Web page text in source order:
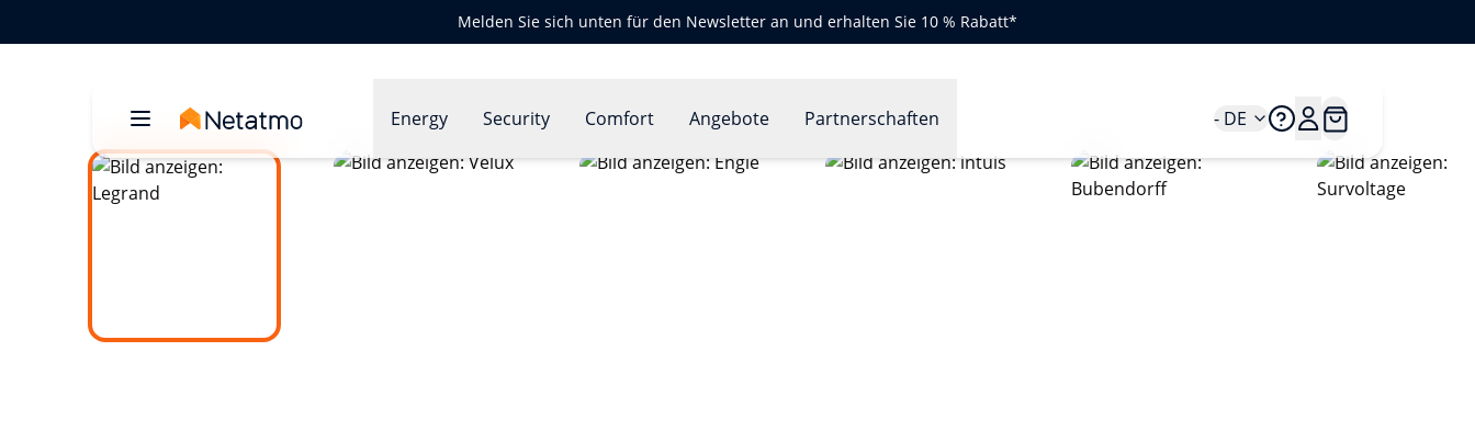
Melden Sie sich unten für den Newsletter an und erhalten Sie 10 % Rabatt*
Energy Security Comfort Angebote Partnerschaften - DE